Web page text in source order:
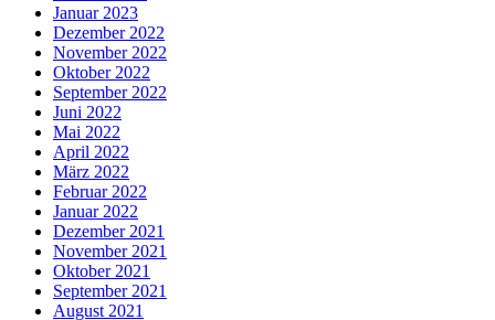
Januar 2023
Dezember 2022
November 2022
Oktober 2022
September 2022
Juni 2022
Mai 2022
April 2022
März 2022
Februar 2022
Januar 2022
Dezember 2021
November 2021
Oktober 2021
September 2021
August 2021